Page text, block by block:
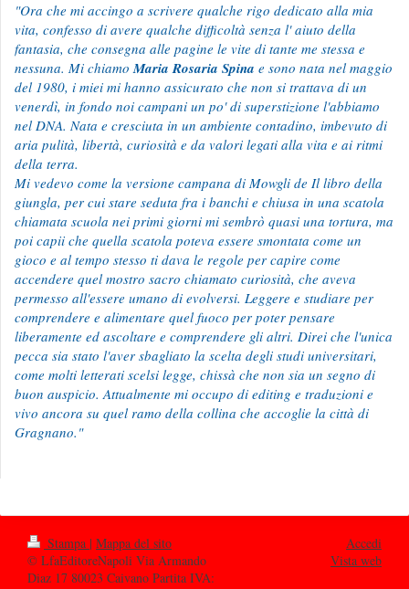
"Ora che mi accingo a scrivere qualche rigo dedicato alla mia
vita, confesso di avere qualche difficoltà senza l' aiuto della
fantasia, che consegna alle pagine le vite di tante me stessa e
nessuna. Mi chiamoMaria Rosaria Spina e sono nata nel maggio
del 1980, i miei mi hanno assicurato che non si trattava di un
venerdì, in fondo noi campani un po' di superstizione l'abbiamo
nel DNA. Nata e cresciuta in un ambiente contadino, imbevuto di
aria pulità, libertà, curiosità e da valori legati alla vita e ai ritmi
della terra.
Mi vedevo come la versione campana di Mowgli de Il libro della
giungla, per cui stare seduta fra i banchi e chiusa in una scatola
chiamata scuola nei primi giorni mi sembrò quasi una tortura, ma
poi capii che quella scatola poteva essere smontata come un
gioco e al tempo stesso ti dava le regole per capire come
accendere quel mostro sacro chiamato curiosità, che aveva
permesso all'essere umano di evolversi. Leggere e studiare per
comprendere e alimentare quel fuoco per poter pensare
liberamente ed ascoltare e comprendere gli altri. Direi che l'unica
pecca sia stato l'aver sbagliato la scelta degli studi universitari,
come molti letterati scelsi legge, chissà che non sia un segno di
buon auspicio. Attualmente mi occupo di editing e traduzioni e
vivo ancora su quel ramo della collina che accoglie la città di
Gragnano."
Stampa | Mappa del sito
© LfaEditoreNapoli Via Armando
Diaz 17 80023 Caivano Partita IVA:
Accedi
Vista web